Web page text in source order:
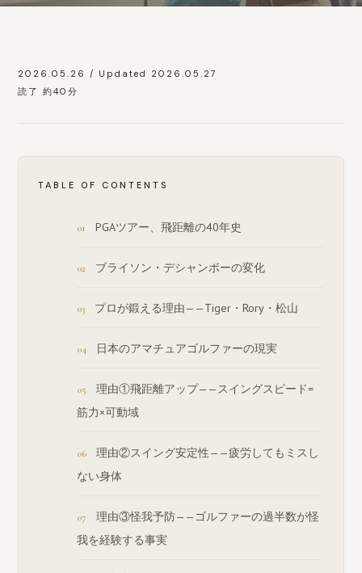
2026.05.26 / Updated 2026.05.27
読了 約40分
TABLE OF CONTENTS
PGAツアー、飛距離の40年史
ブライソン・デシャンボーの変化
プロが鍛える理由——Tiger・Rory・松山
日本のアマチュアゴルファーの現実
理由①飛距離アップ——スイングスピード=
筋力×可動域
理由②スイング安定性——疲労してもミスし
ない身体
理由③怪我予防——ゴルファーの過半数が怪
我を経験する事実